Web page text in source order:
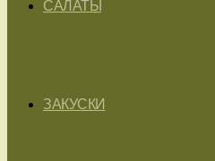
САЛАТЫ
ЗАКУСКИ